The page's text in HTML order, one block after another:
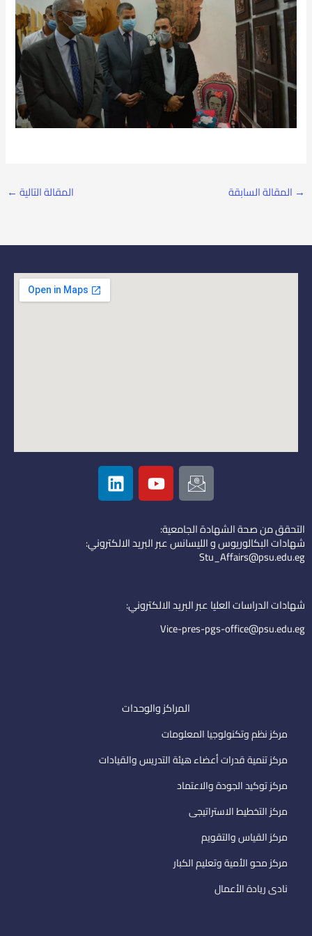
→ المقالة السابقة المقالة التالية ←
I
c
o
n
-
e
i
l
Y
o
u
u
b
L
i
n
e
d
التحقق من صحة الشهادة الجامعية:
شهادات البكالوريوس و الليسانس عبر البريد الالكتروني:
Stu_Affairs@psu.edu.eg
شهادات الدراسات العليا عبر البريد الالكتروني:
Vice-pres-pgs-office@psu.edu.eg
المراكز والوحدات
مركز نظم وتكنولوجيا المعلومات
مركز تنمية قدرات أعضاء هيئة التدريس والقيادات
مركز توكيد الجودة والاعتماد
مركز التخطيط الاستراتيجى
مركز القياس والتقويم
مركز محو الأمية وتعليم الكبار
نادى ريادة الأعمال